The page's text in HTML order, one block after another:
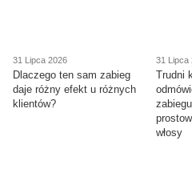
31 Lipca 2026
Dlaczego ten sam zabieg
daje różny efekt u różnych
klientów?
31 Lipca
Trudni
włosy